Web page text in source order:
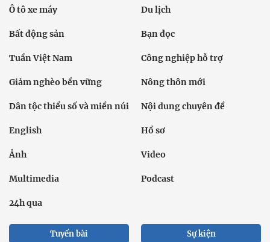
Ô tô xe máy Du lịch
Bất động sản Bạn đọc
Tuần Việt Nam Công nghiệp hỗ trợ
Giảm nghèo bền vững Nông thôn mới
Dân tộc thiểu số và miền núi Nội dung chuyên đề
English Hồ sơ
Ảnh Video
Multimedia Podcast
24h qua
Tuyến bài Sự kiện